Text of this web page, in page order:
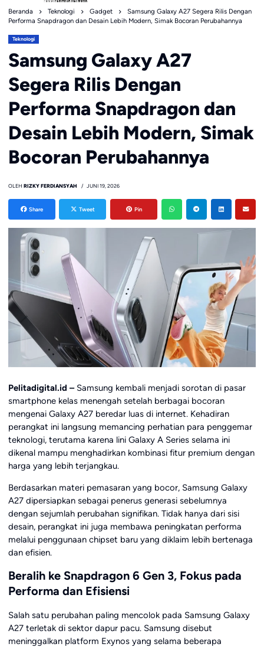
Beranda Teknologi Gadget
Samsung Galaxy A27 Segera Rilis Dengan
Performa Snapdragon dan Desain Lebih Modern, Simak Bocoran Perubahannya
Teknologi
Samsung Galaxy A27
Segera Rilis Dengan
Performa Snapdragon dan
Desain Lebih Modern, Simak
Bocoran Perubahannya
OLEH RIZKY FERDIANSYAH JUNI 19, 2026
Share Tweet Pin
Pelitadigital.id – Samsung kembali menjadi sorotan di pasar
smartphone kelas menengah setelah berbagai bocoran
mengenai Galaxy A27 beredar luas di internet. Kehadiran
perangkat ini langsung memancing perhatian para penggemar
teknologi, terutama karena lini Galaxy A Series selama ini
dikenal mampu menghadirkan kombinasi fitur premium dengan
harga yang lebih terjangkau.
Berdasarkan materi pemasaran yang bocor, Samsung Galaxy
A27 dipersiapkan sebagai penerus generasi sebelumnya
dengan sejumlah perubahan signifikan. Tidak hanya dari sisi
desain, perangkat ini juga membawa peningkatan performa
melalui penggunaan chipset baru yang diklaim lebih bertenaga
dan efisien.
Beralih ke Snapdragon 6 Gen 3, Fokus pada
Performa dan Efisiensi
Salah satu perubahan paling mencolok pada Samsung Galaxy
A27 terletak di sektor dapur pacu. Samsung disebut
meninggalkan platform Exynos yang selama beberapa